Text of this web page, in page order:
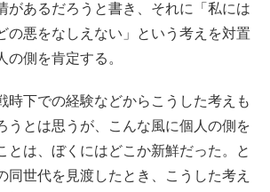
があるだろうと書き、それに「私には
の悪をなしえない」という考えを対置
の側を肯定する。
時下での経験などからこうした考えも
うとは思うが、こんな風に個人の側を
とは、ぼくにはどこか新鮮だった。と
同世代を見渡したとき、こうした考え